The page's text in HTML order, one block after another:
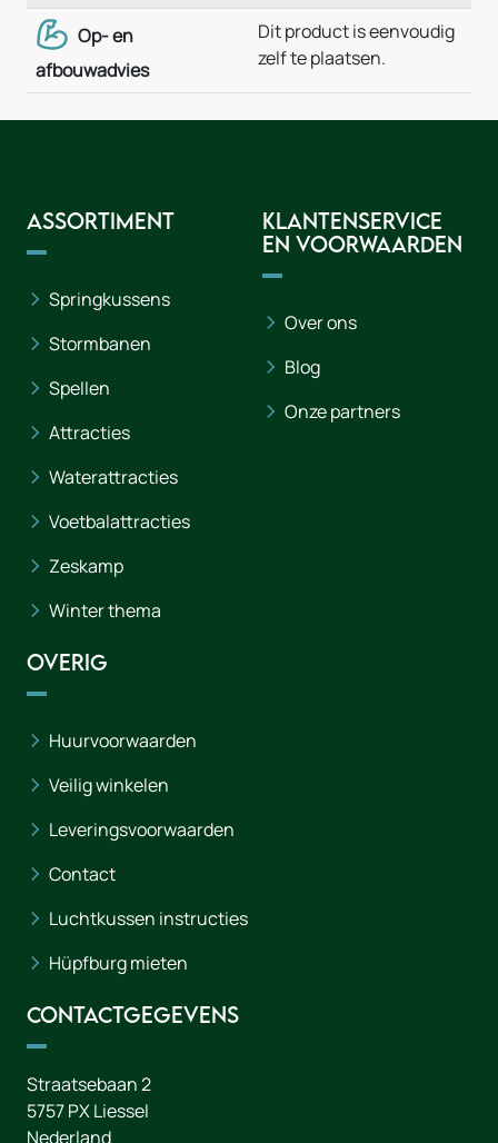
Op- en
afbouwadvies
Dit product is eenvoudig
zelf te plaatsen.
Assortiment
Springkussens
Stormbanen
Spellen
Attracties
Waterattracties
Voetbalattracties
Zeskamp
Winter thema
Klantenservice
en voorwaarden
Over ons
Blog
Onze partners
Overig
Huurvoorwaarden
Veilig winkelen
Leveringsvoorwaarden
Contact
Luchtkussen instructies
Hüpfburg mieten
Contactgegevens
Straatsebaan 2
5757 PXLiessel
Nederland